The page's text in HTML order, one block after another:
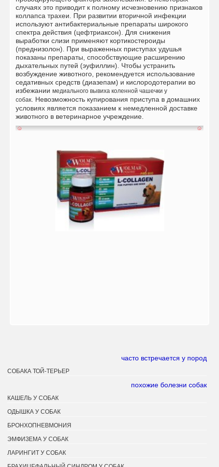
случаях это приводит к полному исчезновению признаков
коллапса трахеи. При развитии вторичной инфекции
используют антибактериальные препараты широкого
спектра действия (цефтриаксон). Для снижения
выработки слизи применяют кортикостероиды
(преднизолон). При выраженных приступах удушья
показаны препараты, способствующие расширению
дыхательных путей (эуфиллин). Чтобы устранить
возбуждение животного, рекомендуется использование
седативных средств (диазепам) и кислородотерапии во
избежании медиального вывиха коленной чашечки у
собак
Невозможность купирования приступа в домашних
условиях является показанием к немедленной доставке
животного в ветеринарное учреждение.
часто встречается у пород
СОБАКА ТОЙ-ТЕРЬЕР
похожие болезни собак
КАШЕЛЬ У СОБАК
ОДЫШКА У СОБАК
БРОНХОПНЕВМОНИЯ
ЭМФИЗЕМА У СОБАК
ЛАРИНГИТ У СОБАК